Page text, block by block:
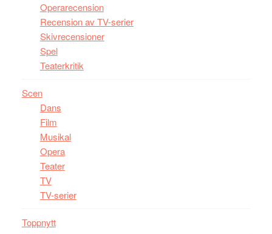
Operarecension
Recension av TV-serier
Skivrecensioner
Spel
Teaterkritik
Scen
Dans
Film
Musikal
Opera
Teater
TV
TV-serier
Toppnytt